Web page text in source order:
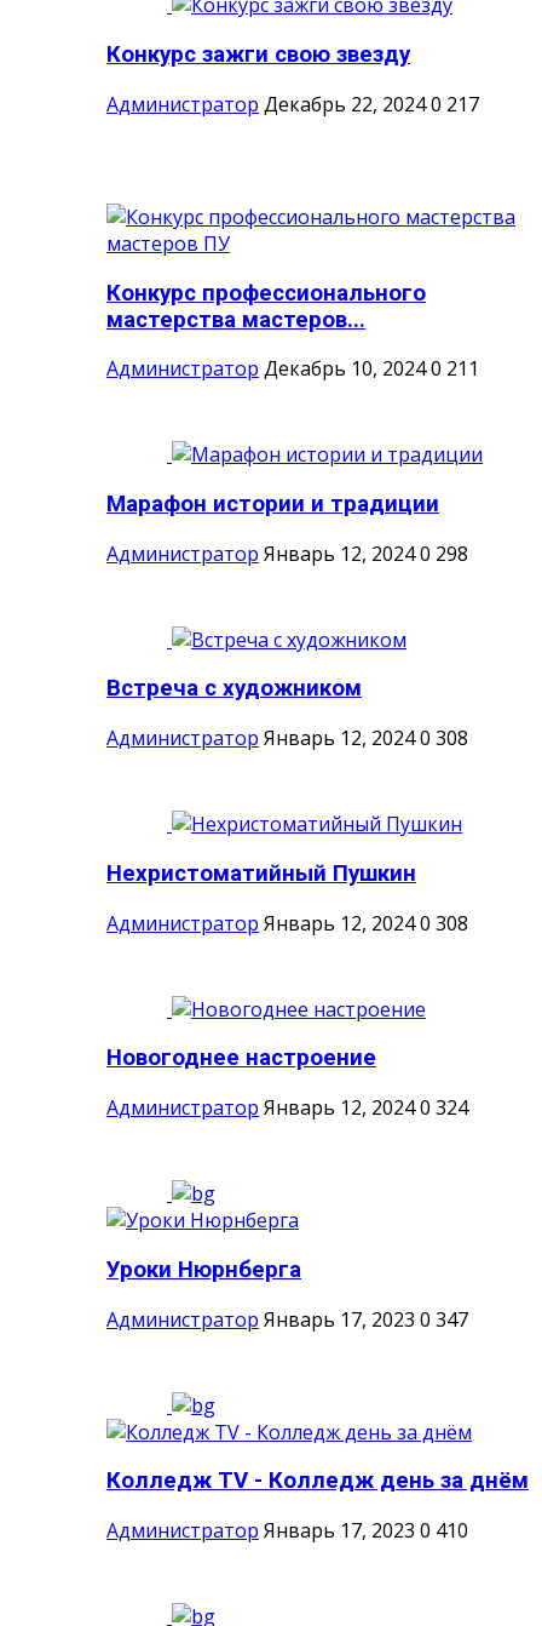
Конкурс зажги свою звезду
Администратор Декабрь 22, 20240 217
Конкурс профессионального
мастерства мастеров...
Администратор Декабрь 10, 20240 211
Марафон истории и традиции
Администратор Январь 12, 20240 298
Встреча с художником
Администратор Январь 12, 20240 308
Нехристоматийный Пушкин
Администратор Январь 12, 20240 308
Новогоднее настроение
Администратор Январь 12, 20240 324
Уроки Нюрнберга
Администратор Январь 17, 2023 0 347
Колледж ТV - Колледж день за днём
Администратор Январь 17, 2023 0 410